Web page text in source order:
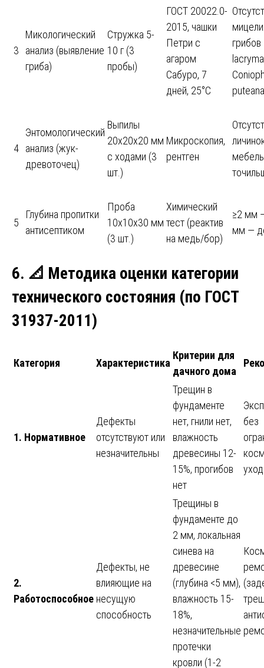
3
Микологический
анализ (выявление
гриба)
Стружка 5-
10 г (3
пробы)
ГОСТ 20022.0-
2015, чашки
Петри с
агаром
Сабуро, 7
дней, 25°C
4
Энтомологический
анализ (жук-
древоточец)
Выпилы
20х20х20 мм
с ходами (3
шт.)
Микроскопия,
рентген
5
Глубина пропитки
антисептиком
Проба
10х10х30 мм
(3 шт.)
Химический
тест (реактив
на медь/бор)
≥2 мм
мм —
6. 📐 Методика оценки категории
технического состояния (по ГОСТ
31937-2011)
Категория Характеристика
Критерии для
дачного дома
1. Нормативное
Дефекты
отсутствуют или
незначительны
Трещин в
фундаменте
нет, гнили нет,
влажность
древесины 12-
15%, прогибов
нет
без
уход
2.
Работоспособное
Дефекты, не
влияющие на
несущую
способность
Трещины в
фундаменте до
2 мм, локальная
синева на
древесине
(глубина <5 мм),
влажность 15-
18%,
незначительные
протечки
кровли (1-2